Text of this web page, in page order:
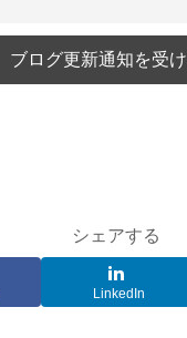
シェアする
LinkedIn